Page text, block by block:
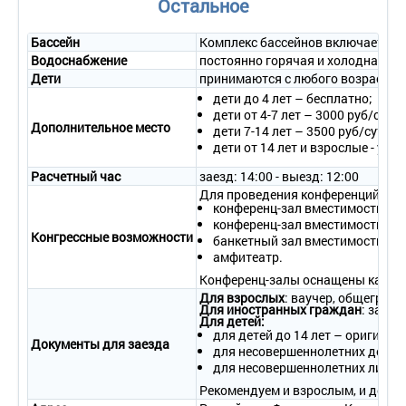
Мебель – одна 2-спальная кровать или две 1-спальные
зеркалом, стул, диван, журнальный столик, шкаф.
Оборудование – телефон с внутренней связью, сейф,
кондиционер, телевизор, холодильник, набор посуды, набор
для чая и кофе, мини-бар (платно).
Покрытие пола – ковровое покрытие.
Санузел – душевая кабина или ванна, биде, фен, набор
косметических принадлежностей, комплект полотенец,
Wi - Fi .
Сервис:
- смена белья – 1 раз в 3 дня;
- смена полотенец – ежедневно.
2-местный 2-комнатный номер «Апартаменты»
Количество основных мест – 2.
Дополнительное место – 1 (раскладной диван).
Площадь – 62 кв.м.
Балкон – да, есть летняя мебель, сушилка для белья.
Мебель – одна 2-спальная кровать, прикроватные тумбочки,
туалетный столик с зеркалом, стул, комод, обеденный стол
Остальное
Бассейн
Комплекс бассейнов включает в
Водоснабжение
постоянно горячая и холодная
Дети
принимаются с любого возраста,
Дополнительное место
дети до 4 лет – бесплатно;
дети от 4-7 лет – 3000 руб/
дети 7-14 лет – 3500 руб/сутки;
дети от 14 лет и взрослые -
Расчетный час
заезд: 14:00 - выезд: 12:00
Конгрессные возможности
Для проведения конференций,
конференц-зал вместимостью
конференц-зал вместимостью
банкетный зал вместимостью
амфитеатр.
Конференц-залы оснащены
Документы для заезда
Для взрослых: ваучер,
Для иностранных граждан:
Для детей:
для детей до 14 лет –
для несовершеннолетних
для несовершеннолетних лиц
Рекомендуем и взрослым, и